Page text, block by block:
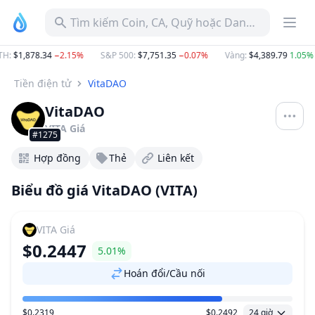
Tìm kiếm Coin, CA, Quỹ hoặc Danh mục
:$1,878.34−2.15% S&P 500:$7,751.35−0.07% Vàng:$4,389.791.05%
Tiền điện tử VitaDAO
#1275
VitaDAO
VITA Giá
Hợp đồng Thẻ Liên kết
Biểu đồ giá VitaDAO (VITA)
VITA Giá
$0.2447
5.01%
Hoán đổi/Cầu nối
$0.2319 $0.2492 24 giờ